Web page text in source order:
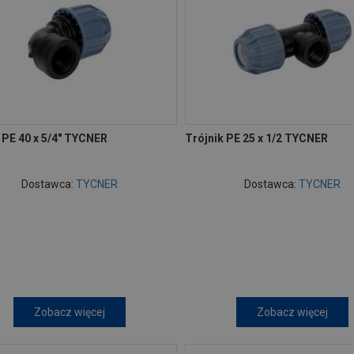
40 x 5/4" TYCNER
Dostawca: TYCNER
Zobacz więcej
Trójnik PE 25 x 1/2 TYCNER
Dostawca:TYCNER
Zobacz więcej